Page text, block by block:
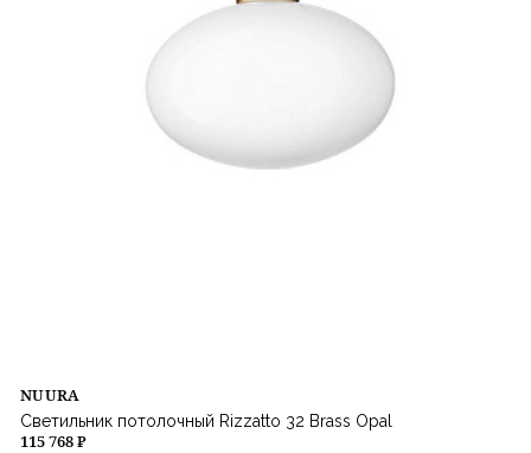
NUURA
Светильник потолочный Rizzatto 32 Brass Opal
115 768 ₽